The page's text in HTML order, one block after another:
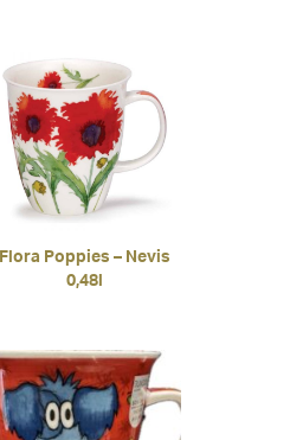
Flora Poppies – Nevis
0,48l